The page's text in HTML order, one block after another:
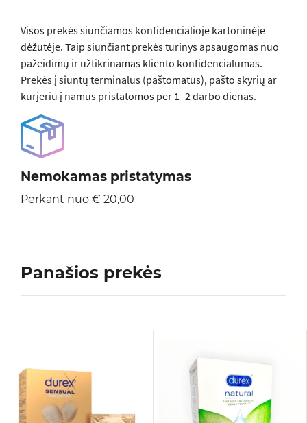
Visos prеkės siunčiamos konfidencialioje kartoninėje
dėžutėje. Taip siunčiant prekės turinys apsaugomas nuo
pažeidimų ir užtikrinamas kliento konfidencialumas.
Prekės į siuntų terminalus (paštomatus), pašto skyrių ar
kurjeriu į namus pristatomos per 1–2 darbo dienas.
Nemokamas pristatymas
Perkant nuo € 20,00
Panašios prekės